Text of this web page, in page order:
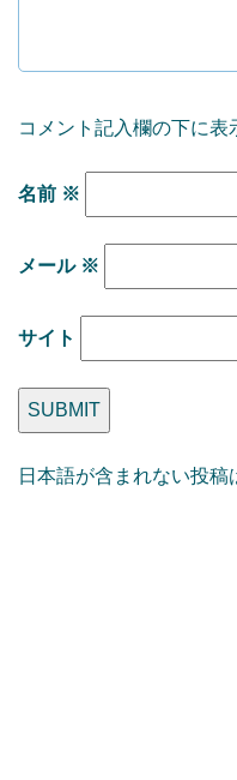
コメント記入欄の下に表
名前 ※
メール ※
サイト
日本語が含まれない投稿